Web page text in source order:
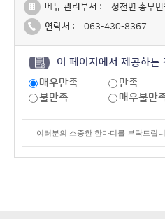
메뉴 관리부서 :
정천면 총무민
연락처 :
063-430-8367
이 페이지에서 제공하는
매우만족
만족
불만족
매우불만